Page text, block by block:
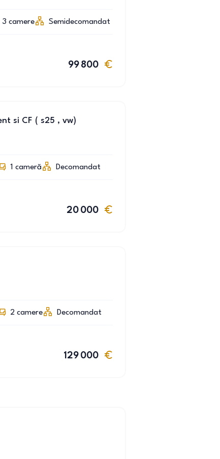
3 camere Semidecomandat
99 800
si CF ( s25 , vw)
1 cameră Decomandat
20 000
2 camere Decomandat
129 000